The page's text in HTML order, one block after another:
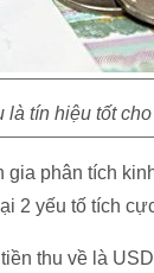
tín hiệu tốt
phân tích
2 yếu tố tích
thu về là